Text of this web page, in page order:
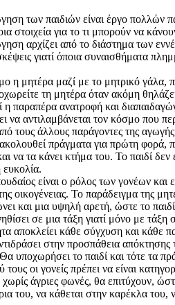
των παιδιών είναι έργο πολλών
στοιχεία για το τι μπορούν να
αρχίζει από το διάστημα των
γιατί όποια συναισθήματα
η μητέρα μαζί με το μητρικό γάλα,
τη μητέρα όταν ακόμη
παραπέρα ανατροφή και
να αντιλαμβάνεται τον κόσμο που
τους άλλους παράγοντες της
πράγματα για πρώτη φορά,
να τα κάνει κτήμα του. Το παιδί δεν
είναι ο ρόλος των γονέων και
οικογένειας. Το παράδειγμα της
και μια υψηλή αρετή, ώστε το
σε μια τάξη γιατί μόνο με
αποκλείει κάθε σύγχυση και
στην προσπάθεια
υποχωρήσει το παιδί και τότε τα
τους οι γονείς πρέπει να είναι
χωρίς άγριες φωνές, θα επιτύχουν,
του, να κάθεται στην καρέκλα